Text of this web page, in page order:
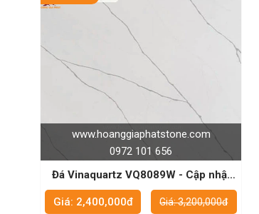
www.hoanggiaphatstone.com
0972 101 656
Đá Vinaquartz VQ8089W - Cập nhật
xu hướng thiết kế nội thất hiện đại
Giá: 2,400,000đ
Giá: 3,200,000đ